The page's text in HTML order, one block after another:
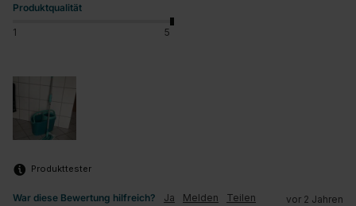
Produktqualität
1 5
Produkttester
War diese Bewertung hilfreich? Ja Melden Teilen vor 2 Jahren